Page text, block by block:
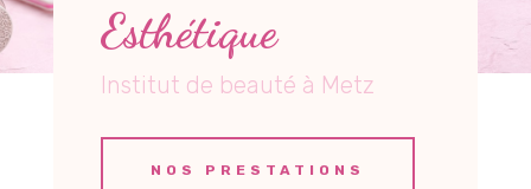
Esthétique
Institut de beauté à Metz
NOS PRESTATIONS